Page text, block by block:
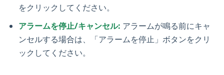
をクリックしてください。
アラームを停止/キャンセル: アラームが鳴る前にキャ
ンセルする場合は、「アラームを停止」ボタンをクリ
ックしてください。